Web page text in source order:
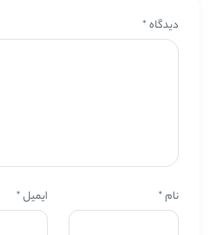
دیدگاه *
نام * ایمیل*